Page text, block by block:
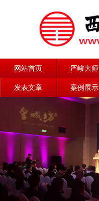
网站首页 严峻大师
发表文章 案例展示